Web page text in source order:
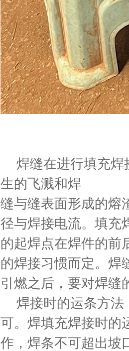
焊缝在进行填充
生的飞溅和焊
缝与缝表面形成的熔
径与焊接电流。填充
的起焊点在焊件的前
的焊接习惯而定。焊
引燃之后，要对焊缝
焊接时的运条方
可。焊填充焊接时的
作，焊条不可超出坡